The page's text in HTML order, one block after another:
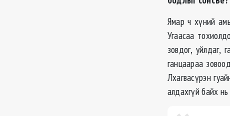
Ямар ч хүний
Угаасаа
зовдог, уйлдаг,
ганцаараа
Лхагвасүрэн
алдахгүй байх